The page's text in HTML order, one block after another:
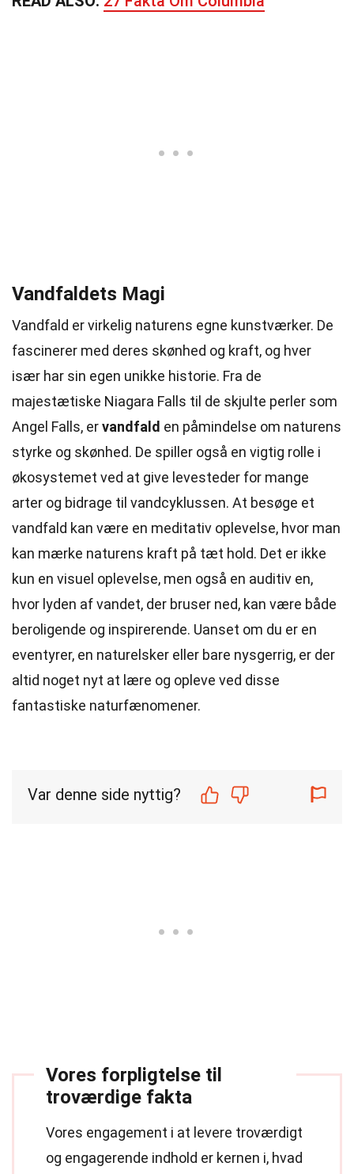
Vandfaldets Magi
Vandfald er virkelig naturens egne kunstværker. De
fascinerer med deres skønhed og kraft, og hver
især har sin egen unikke historie. Fra de
majestætiske Niagara Falls til de skjulte perler som
Angel Falls, ervandfald en påmindelse om naturens
styrke og skønhed. De spiller også en vigtig rolle i
økosystemet ved at give levesteder for mange
arter og bidrage til vandcyklussen. At besøge et
vandfald kan være en meditativ oplevelse, hvor man
kan mærke naturens kraft på tæt hold. Det er ikke
kun en visuel oplevelse, men også en auditiv en,
hvor lyden af vandet, der bruser ned, kan være både
beroligende og inspirerende. Uanset om du er en
eventyrer, en naturelsker eller bare nysgerrig, er der
altid noget nyt at lære og opleve ved disse
fantastiske naturfænomener.
Var denne side nyttig?
Vores forpligtelse til
troværdige fakta
Vores engagement i at levere troværdigt
og engagerende indhold er kernen i, hvad